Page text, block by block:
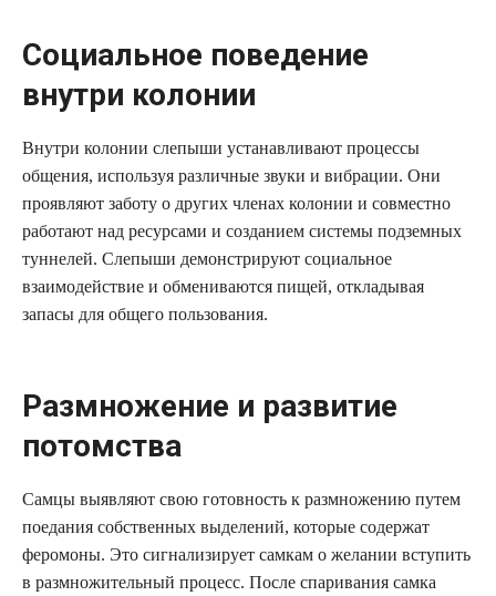
Социальное поведение
внутри колонии
Внутри колонии слепыши устанавливают процессы
общения, используя различные звуки и вибрации. Они
проявляют заботу о других членах колонии и совместно
работают над ресурсами и созданием системы подземных
туннелей. Слепыши демонстрируют социальное
взаимодействие и обмениваются пищей, откладывая
запасы для общего пользования.
Размножение и развитие
потомства
Самцы выявляют свою готовность к размножению путем
поедания собственных выделений, которые содержат
феромоны. Это сигнализирует самкам о желании вступить
в размножительный процесс. После спаривания самка